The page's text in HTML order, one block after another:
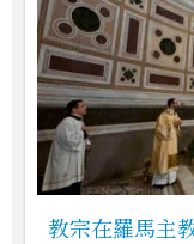
教宗在羅馬主